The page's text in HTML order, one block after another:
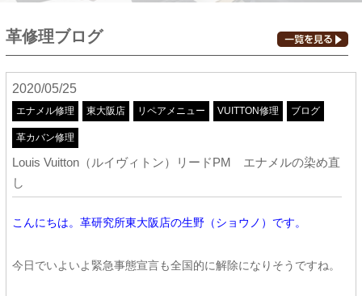
革修理ブログ
2020/05/25
エナメル修理 東大阪店 リペアメニュー VUITTON修理 ブログ
革カバン修理
Louis Vuitton（ルイヴィトン）リードPM エナメルの染め直
し
こんにちは。革研究所東大阪店の生野（ショウノ）です。
今日でいよいよ緊急事態宣言も全国的に解除になりそうですね。